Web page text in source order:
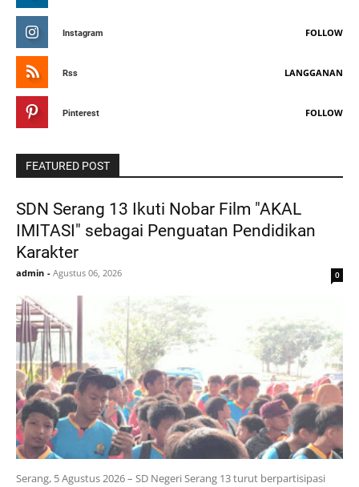
Instagram FOLLOW
Rss LANGGANAN
Pinterest FOLLOW
FEATURED POST
SDN Serang 13 Ikuti Nobar Film "AKAL
IMITASI" sebagai Penguatan Pendidikan
Karakter
admin - Agustus 06, 2026 0
Serang, 5 Agustus 2026 – SD Negeri Serang 13 turut berpartisipasi